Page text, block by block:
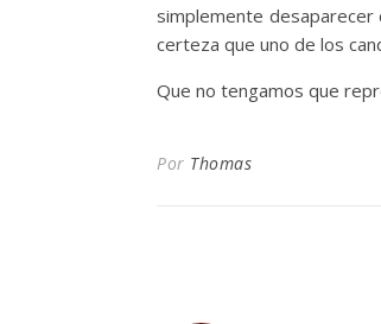
simplemente desaparecer
certeza que uno de los
Que no tengamos que
Por Thomas